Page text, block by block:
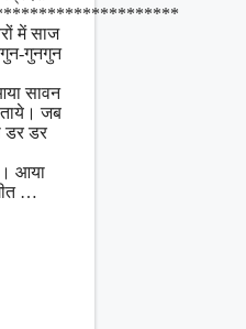
में साज
गुनगुन
सावन
जब
डर डर
आया
…